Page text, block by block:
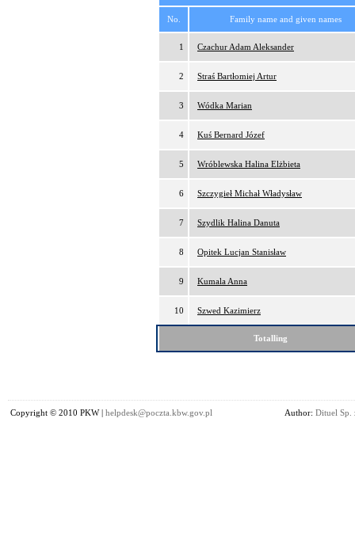
No. Family name and given names
1 Czachur Adam Aleksander
2 Straś Bartłomiej Artur
3 Wódka Marian
4 Kuś Bernard Józef
5 Wróblewska Halina Elżbieta
6 Szczygieł Michał Władysław
7 Szydlik Halina Danuta
8 Opitek Lucjan Stanisław
9 Kumala Anna
10 Szwed Kazimierz
Totalling
Copyright © 2010 PKW | helpdesk@poczta.kbw.gov.pl Author: Dituel Sp.